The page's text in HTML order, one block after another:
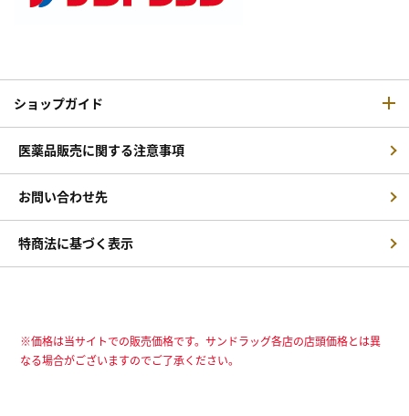
ショップガイド
医薬品販売に関する注意事項
お問い合わせ先
特商法に基づく表示
※価格は当サイトでの販売価格です。サンドラッグ各店の店頭価格とは異
なる場合がございますのでご了承ください。